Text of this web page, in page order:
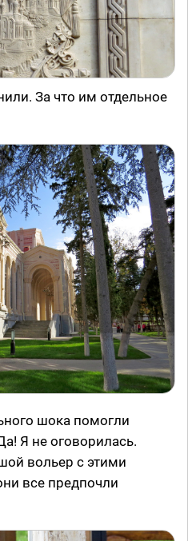
За что им отдельное
шока помогли
Я не оговорилась.
вольер с этими
все предпочли